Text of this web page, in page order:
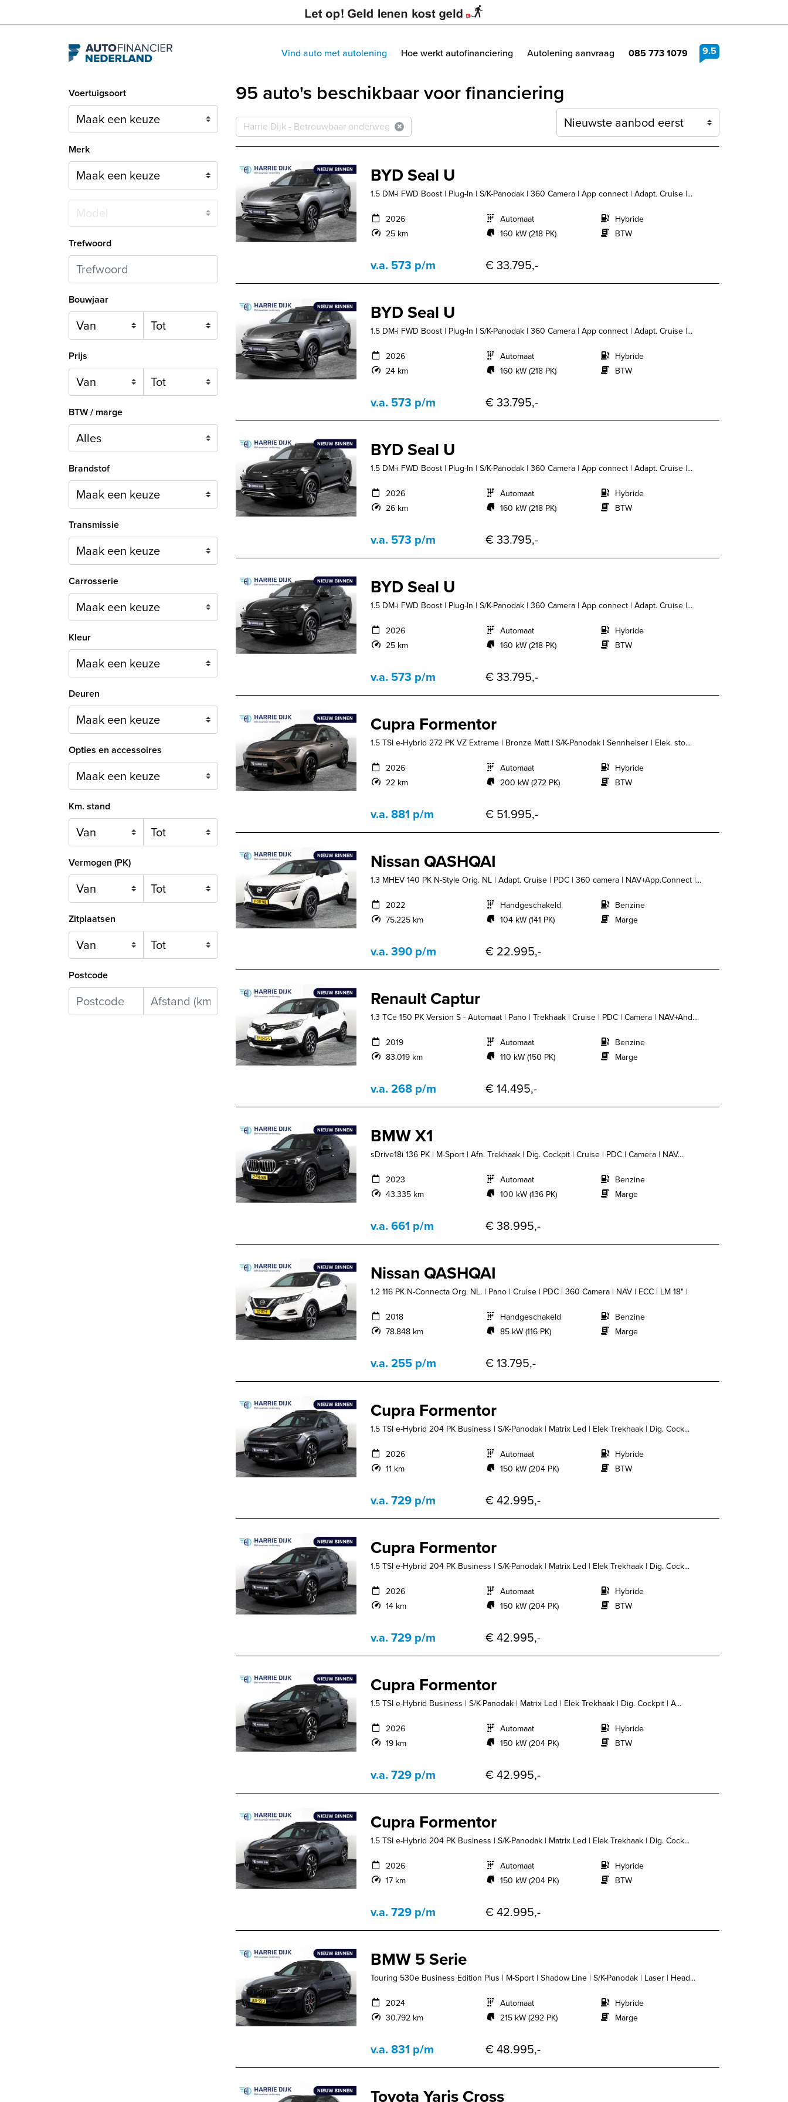
Navigation 9.5
Vind auto met autolening Hoe werkt autofinanciering Autolening aanvraag 085 773 1079
Voertuigsoort
Merk
Trefwoord
Bouwjaar
Prijs
BTW / marge
Brandstof
Maak een keuze
Transmissie
Carrosserie
Maak een keuze
Kleur
Maak een keuze
Deuren
Maak een keuze
Opties en accessoires
Maak een keuze
Km. stand
Vermogen (PK)
Zitplaatsen
Postcode
95 auto's beschikbaar voor financiering
Harrie Dijk - Betrouwbaar onderweg
Sortering
BYD Seal U
1.5 DM-i FWD Boost | Plug-In | S/K-Panodak | 360 Camera | App connect | Adapt. Cruise |...
2026
25 km
Automaat
160 kW (218 PK)
Hybride
BTW
v.a. 573 p/m € 33.795,-
BYD Seal U
1.5 DM-i FWD Boost | Plug-In | S/K-Panodak | 360 Camera | App connect | Adapt. Cruise |...
2026
24 km
Automaat
160 kW (218 PK)
Hybride
BTW
v.a. 573 p/m € 33.795,-
BYD Seal U
1.5 DM-i FWD Boost | Plug-In | S/K-Panodak | 360 Camera | App connect | Adapt. Cruise |...
2026
26 km
Automaat
160 kW (218 PK)
Hybride
BTW
v.a. 573 p/m € 33.795,-
BYD Seal U
1.5 DM-i FWD Boost | Plug-In | S/K-Panodak | 360 Camera | App connect | Adapt. Cruise |...
2026
25 km
Automaat
160 kW (218 PK)
Hybride
BTW
v.a. 573 p/m € 33.795,-
Cupra Formentor
1.5 TSI e-Hybrid 272 PK VZ Extreme | Bronze Matt | S/K-Panodak | Sennheiser | Elek. sto...
2026
22 km
Automaat
200 kW (272 PK)
Hybride
BTW
v.a. 881 p/m € 51.995,-
Nissan QASHQAI
1.3 MHEV 140 PK N-Style Orig. NL | Adapt. Cruise | PDC | 360 camera | NAV+App.Connect |...
2022
75.225 km
Handgeschakeld
104 kW (141 PK)
Benzine
Marge
v.a. 390 p/m € 22.995,-
Renault Captur
1.3 TCe 150 PK Version S - Automaat | Pano | Trekhaak | Cruise | PDC | Camera | NAV+And...
2019
83.019 km
Automaat
110 kW (150 PK)
Benzine
Marge
v.a. 268 p/m € 14.495,-
BMW X1
sDrive18i 136 PK | M-Sport | Afn. Trekhaak | Dig. Cockpit | Cruise | PDC | Camera | NAV...
2023
43.335 km
Automaat
100 kW (136 PK)
Benzine
Marge
v.a. 661 p/m € 38.995,-
Nissan QASHQAI
1.2 116 PK N-Connecta Org. NL. | Pano | Cruise | PDC | 360 Camera | NAV | ECC | LM 18" |
2018
78.848 km
Handgeschakeld
85 kW (116 PK)
Benzine
Marge
v.a. 255 p/m € 13.795,-
Cupra Formentor
1.5 TSI e-Hybrid 204 PK Business | S/K-Panodak | Matrix Led | Elek Trekhaak | Dig. Cock...
2026
11 km
Automaat
150 kW (204 PK)
Hybride
BTW
v.a. 729 p/m € 42.995,-
Cupra Formentor
1.5 TSI e-Hybrid 204 PK Business | S/K-Panodak | Matrix Led | Elek Trekhaak | Dig. Cock...
2026
14 km
Automaat
150 kW (204 PK)
Hybride
BTW
v.a. 729 p/m € 42.995,-
Cupra Formentor
1.5 TSI e-Hybrid Business | S/K-Panodak | Matrix Led | Elek Trekhaak | Dig. Cockpit | A...
2026
19 km
Automaat
150 kW (204 PK)
Hybride
BTW
v.a. 729 p/m € 42.995,-
Cupra Formentor
1.5 TSI e-Hybrid 204 PK Business | S/K-Panodak | Matrix Led | Elek Trekhaak | Dig. Cock...
2026
17 km
Automaat
150 kW (204 PK)
Hybride
BTW
v.a. 729 p/m € 42.995,-
BMW 5 Serie
Touring 530e Business Edition Plus | M-Sport | Shadow Line | S/K-Panodak | Laser | Head...
2024
30.792 km
Automaat
215 kW (292 PK)
Hybride
Marge
v.a. 831 p/m € 48.995,-
Toyota Yaris Cross